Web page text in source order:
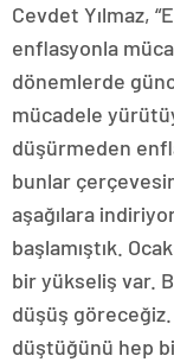
Cevdet Yılmaz,
enflasyonla
dönemlerde
mücadele
düşürmeden
bunlar
aşağılara
başlamıştık.
bir yükseliş var.
düşüş göreceğiz.
düştüğünü hep